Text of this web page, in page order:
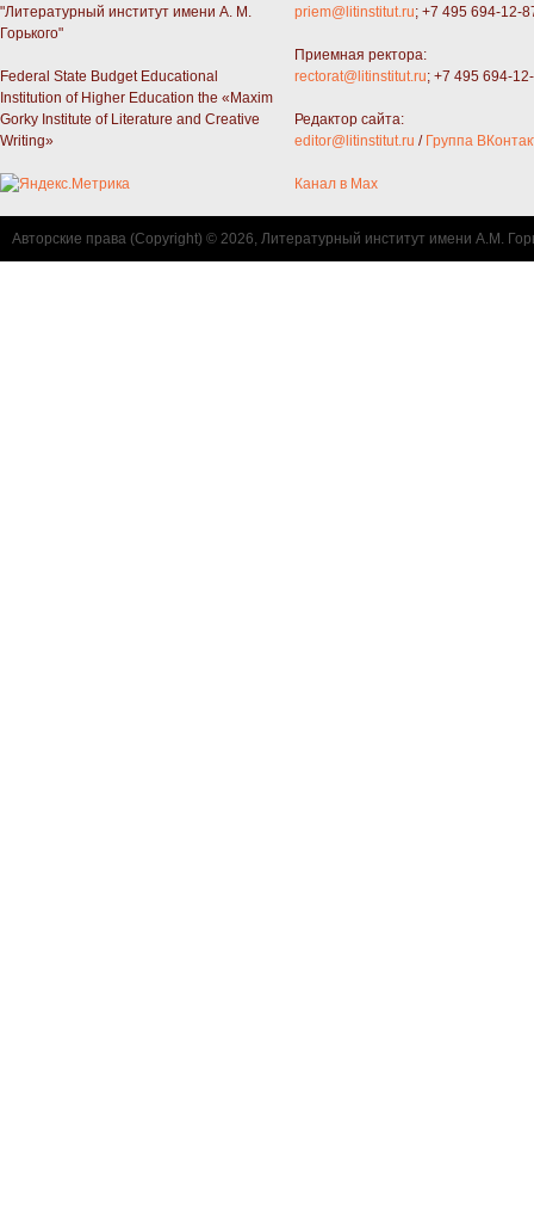
"Литературный институт имени А. М.
Горького"
Federal State Budget Educational
Institution of Higher Education the «Maxim
Gorky Institute of Literature and Creative
Writing»
priem@litinstitut.ru; +7 495 694-12-
Приемная ректора:
rectorat@litinstitut.ru; +7 495 694-
Редактор сайта:
editor@litinstitut.ru / Группа
Канал в Max
Авторские права (Copyright) © 2026, Литературный институт имени А.М.